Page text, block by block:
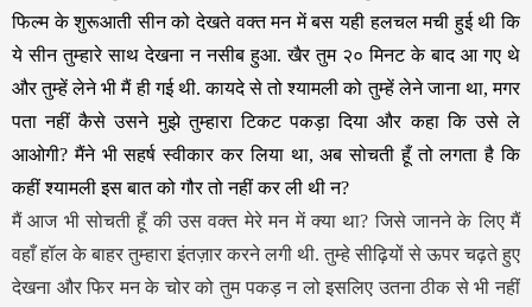
फिल्म के शुरूआती सीन को देखते वक्त मन में बस यही हलचल मची हुई थी कि
ये सीन तुम्हारे साथ देखना न नसीब हुआ. खैर तुम २० मिनट के बाद आ गए थे
और तुम्हें लेने भी मैं ही गई थी. कायदे से तो श्यामली को तुम्हें लेने जाना था, मगर
पता नहीं कैसे उसने मुझे तुम्हारा टिकट पकड़ा दिया और कहा कि उसे ले
आओगी? मैंने भी सहर्ष स्वीकार कर लिया था, अब सोचती हूँ तो लगता है कि
कहीं श्यामली इस बात को गौर तो नहीं कर ली थी न?
मैं आज भी सोचती हूँ की उस वक्त मेरे मन में क्या था? जिसे जानने के लिए मैं
वहाँ हॉल के बाहर तुम्हारा इंतज़ार करने लगी थी. तुम्हे सीढ़ियों से ऊपर चढ़ते हुए
देखना और फिर मन के चोर को तुम पकड़ न लो इसलिए उतना ठीक से भी नहीं